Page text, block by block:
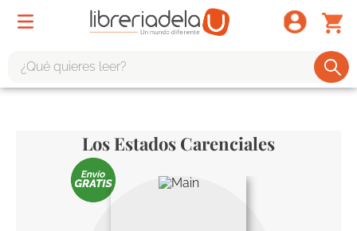
Los Estados Carenciales
tote bag -
harry potter